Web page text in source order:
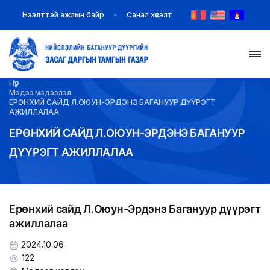
НҮҮР
МЭДЭЭ МЭДЭЭЛЭЛ
ЗАХИРАМЖ ШИЙДВЭР
ИЛ ТОД БАЙДАЛ
Нээлттэй ажлын байр Санал хүсэлт
Нүүр
Мэдээ мэдээлэл
ЕРӨНХИЙ САЙД Л.ОЮУН-ЭРДЭНЭ БАГАНУУР ДҮҮРЭГТ
АЖИЛЛАЛАА
ЕРӨНХИЙ САЙД Л.ОЮУН-ЭРДЭНЭ БАГАНУУР
ДҮҮРЭГТ АЖИЛЛАЛАА
Ерөнхий сайд Л.Оюун-Эрдэнэ Багануур дүүрэгт
ажиллалаа
2024.10.06
122